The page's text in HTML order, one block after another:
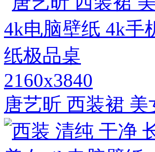
2160x3840
唐艺昕 西装裙